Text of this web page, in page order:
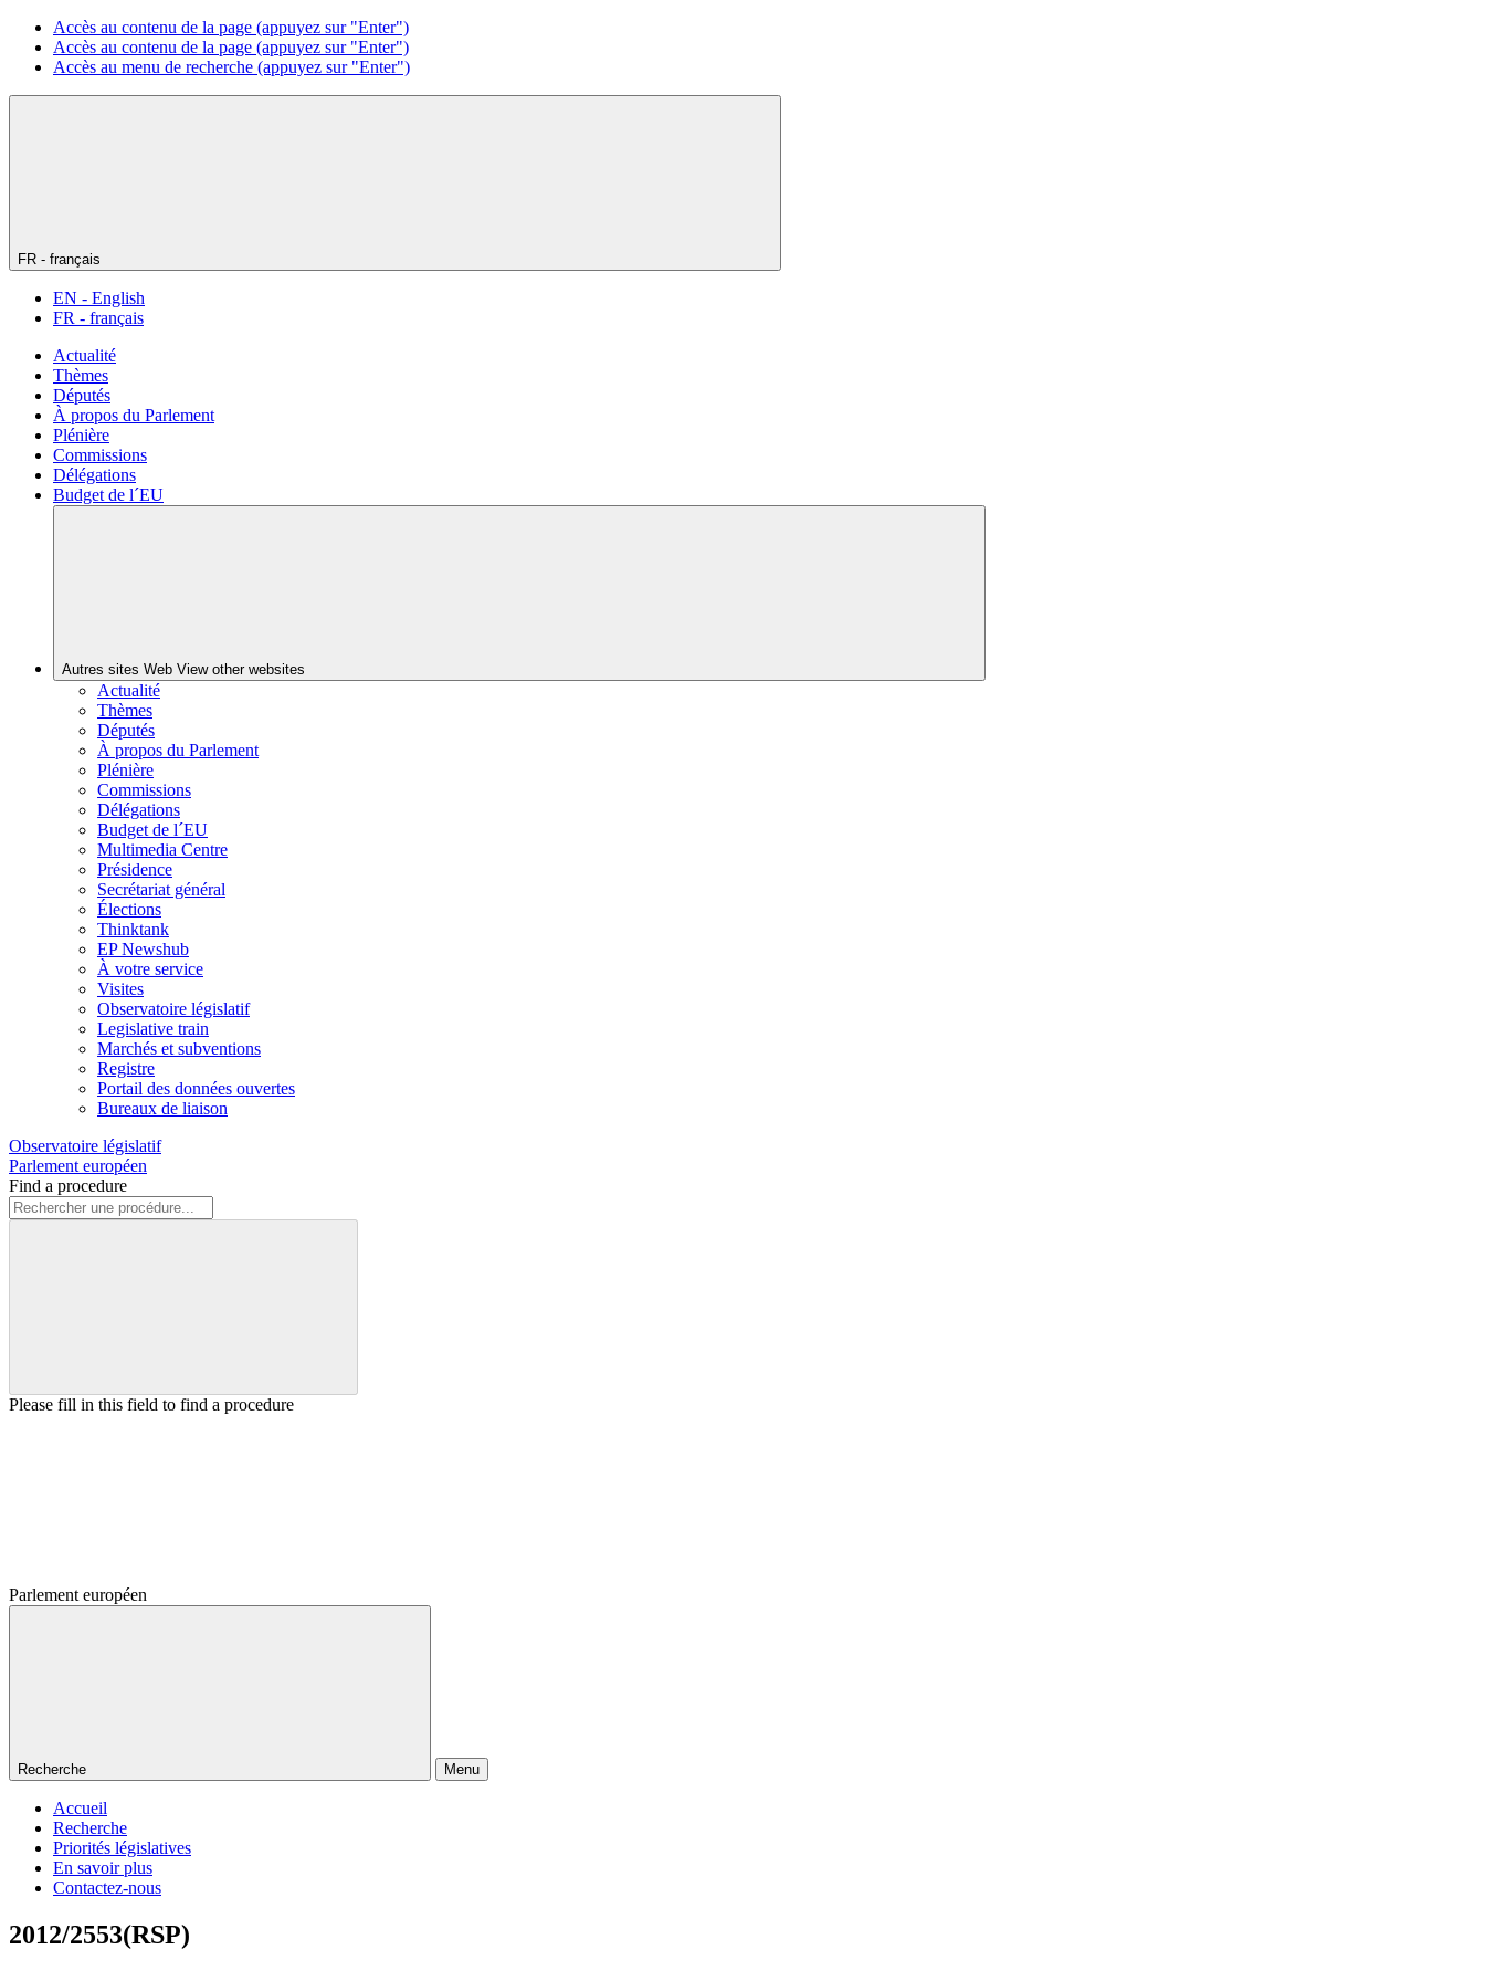
Accès au contenu de la page (appuyez sur "Enter")
Accès au contenu de la page (appuyez sur "Enter")
Accès au menu de recherche (appuyez sur "Enter")
FR - français
EN - English
FR - français
Actualité
Thèmes
Députés
À propos du Parlement
Plénière
Commissions
Délégations
Budget de l´EU
Autres sites Web View other websites
Actualité
Thèmes
Députés
À propos du Parlement
Plénière
Commissions
Délégations
Budget de l´EU
Multimedia Centre
Présidence
Secrétariat général
Élections
Thinktank
EP Newshub
À votre service
Visites
Observatoire législatif
Legislative train
Marchés et subventions
Registre
Portail des données ouvertes
Bureaux de liaison
Observatoire législatif
Parlement européen
Find a procedure
Please fill in this field to find a procedure
Parlement européen
Recherche Menu
Accueil
Recherche
Priorités législatives
En savoir plus
Contactez-nous
2012/2553(RSP)